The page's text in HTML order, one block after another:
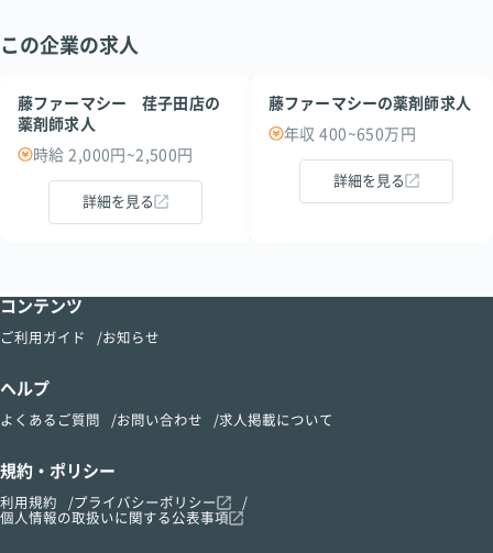
この企業の求人
藤ファーマシー 荏子田店の
薬剤師求人
時給 2,000円~2,500円
詳細を見る
藤ファーマシーの薬剤師求人
年収 400~650万円
詳細を見る
コンテンツ
ご利用ガイド お知らせ
ヘルプ
よくあるご質問 お問い合わせ 求人掲載について
規約・ポリシー
利用規約
プライバシーポリシー
個人情報の取扱いに関する公表事項